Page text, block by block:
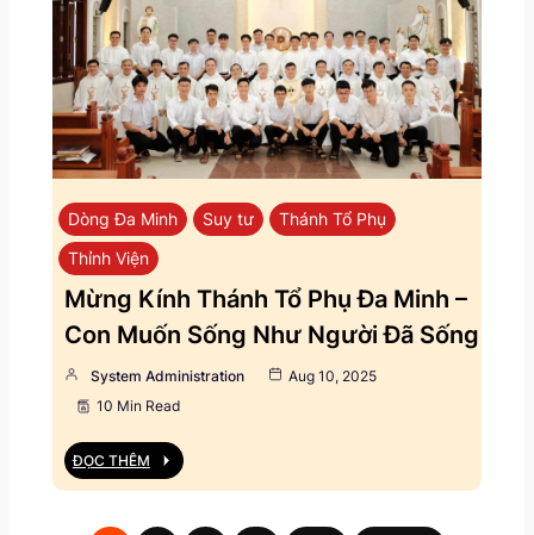
Dòng Đa Minh Suy tư
Thánh Tổ Phụ
Thỉnh Viện
Mừng Kính Thánh Tổ Phụ Đa Minh –
Con Muốn Sống Như Người Đã Sống
System Administration
Aug 10, 2025
10 Min Read
ĐỌC THÊM